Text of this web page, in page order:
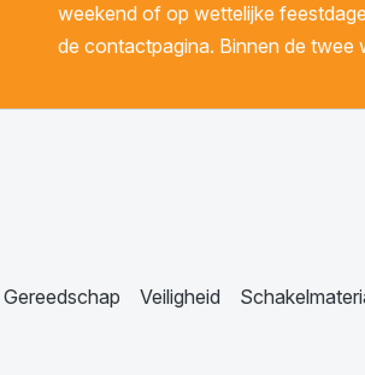
weekend of op wettelijke
de contactpagina. Binnen de twee
Gereedschap Veiligheid